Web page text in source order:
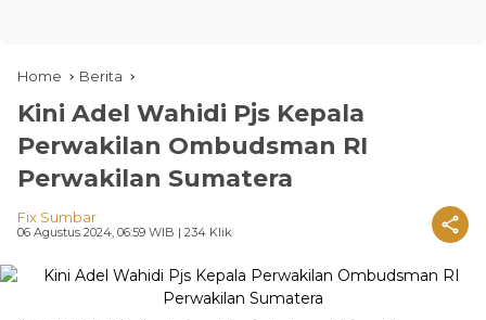
Home Berita
Kini Adel Wahidi Pjs Kepala
Perwakilan Ombudsman RI
Perwakilan Sumatera
Fix Sumbar
06 Agustus 2024, 06:59 WIB | 234 Klik